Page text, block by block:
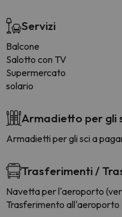
Servizi
Balcone
Salotto con TV
Supermercato
solario
Armadietto per gli
Armadietti per gli sci a
Trasferimenti /
Navetta per l'aeroporto
Trasferimento all'aeroporto